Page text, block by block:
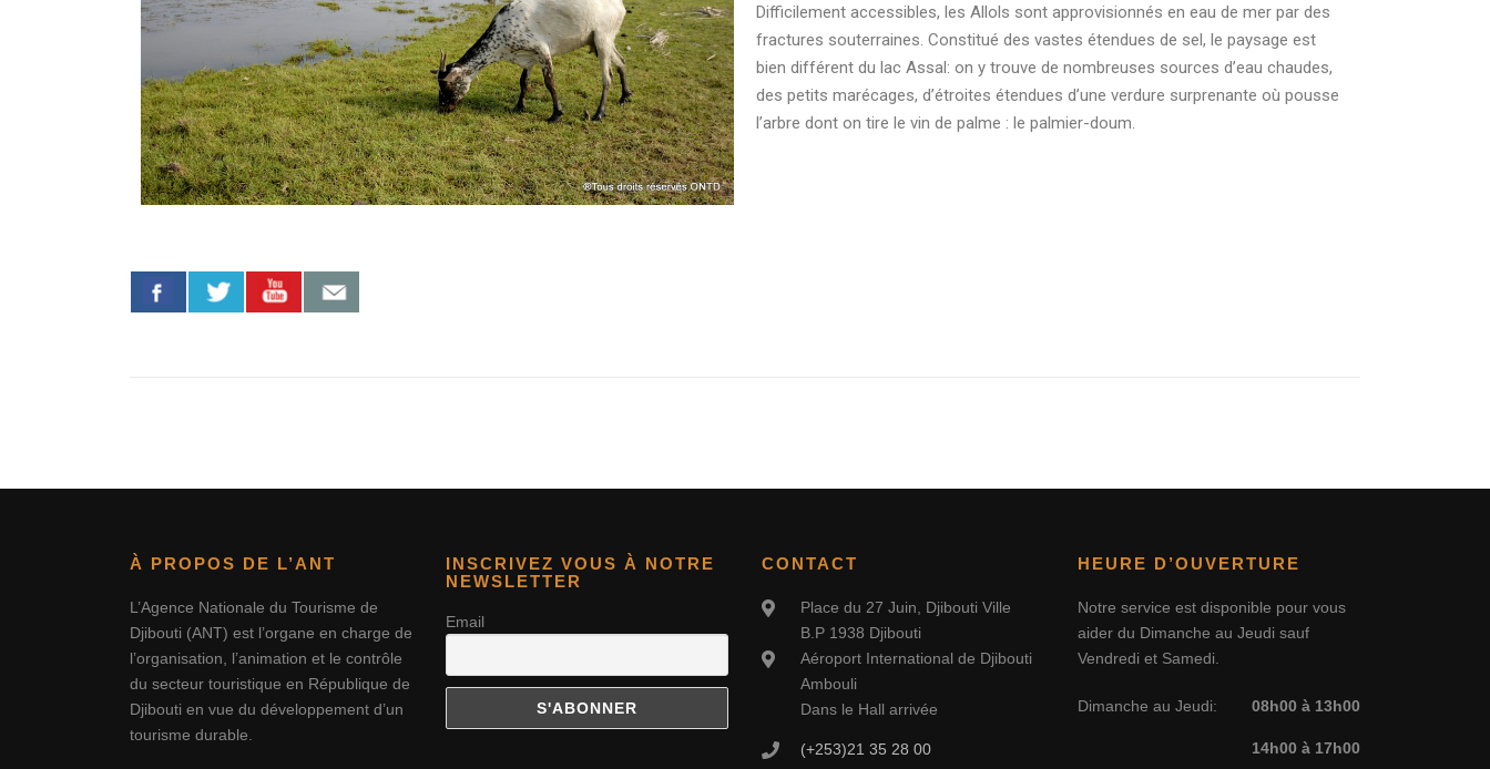
Difficilement accessibles, les Allols sont approvisionnés en eau de mer par des
fractures souterraines. Constitué des vastes étendues de sel, le paysage est
bien différent du lac Assal: on y trouve de nombreuses sources d’eau chaudes,
des petits marécages, d’étroites étendues d’une verdure surprenante où pousse
l’arbre dont on tire le vin de palme : le palmier-doum.
À PROPOS DE L’ANT
L’Agence Nationale du Tourisme de
Djibouti (ANT) est l’organe en charge de
l’organisation, l’animation et le contrôle
du secteur touristique en République de
Djibouti en vue du développement d’un
tourisme durable.
INSCRIVEZ VOUS À NOTRE
NEWSLETTER
Email
CONTACT
Place du 27 Juin, Djibouti Ville
B.P 1938 Djibouti
Aéroport International de Djibouti
Ambouli
Dans le Hall arrivée
(+253)21 35 28 00
HEURE D’OUVERTURE
Notre service est disponible pour vous
aider du Dimanche au Jeudi sauf
Vendredi et Samedi.
Dimanche au Jeudi: 08h00 à 13h00
14h00 à 17h00